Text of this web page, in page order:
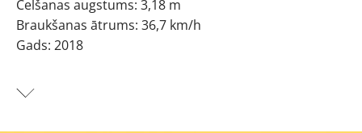
Celšanas augstums: 3,18 m
Braukšanas ātrums: 36,7 km/h
Gads: 2018